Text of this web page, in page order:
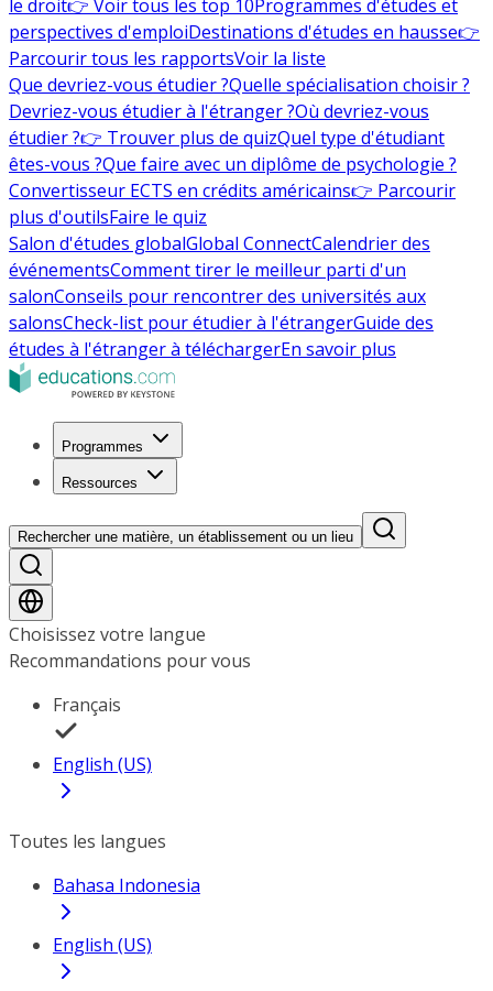
le droit👉 Voir tous les top 10Programmes d'études et
perspectives d'emploiDestinations d'études en hausse👉
Parcourir tous les rapportsVoir la liste
Que devriez-vous étudier ?Quelle spécialisation choisir ?
Devriez-vous étudier à l'étranger ?Où devriez-vous
étudier ?👉 Trouver plus de quizQuel type d'étudiant
êtes-vous ?Que faire avec un diplôme de psychologie ?
Convertisseur ECTS en crédits américains👉 Parcourir
plus d'outilsFaire le quiz
Salon d'études globalGlobal ConnectCalendrier des
événementsComment tirer le meilleur parti d'un
salonConseils pour rencontrer des universités aux
salonsCheck-list pour étudier à l'étrangerGuide des
études à l'étranger à téléchargerEn savoir plus
Programmes
Ressources
Rechercher une matière, un établissement ou un lieu
Choisissez votre langue
Recommandations pour vous
Français
English (US)
Toutes les langues
Bahasa Indonesia
English (US)